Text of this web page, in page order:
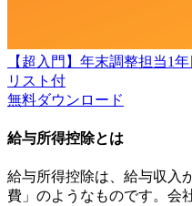
【超入門】年末調整担当1
リスト付
無料ダウンロード
給与所得控除とは
給与所得控除は、給与収入
費」のようなものです。会